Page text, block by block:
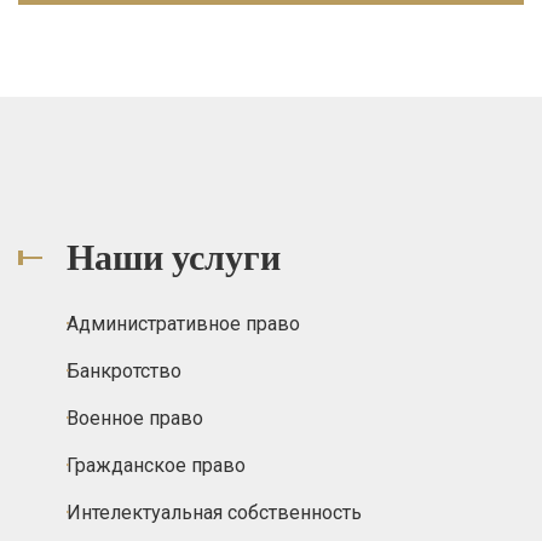
Наши услуги
Административное право
Банкротство
Военное право
Гражданское право
Интелектуальная собственность